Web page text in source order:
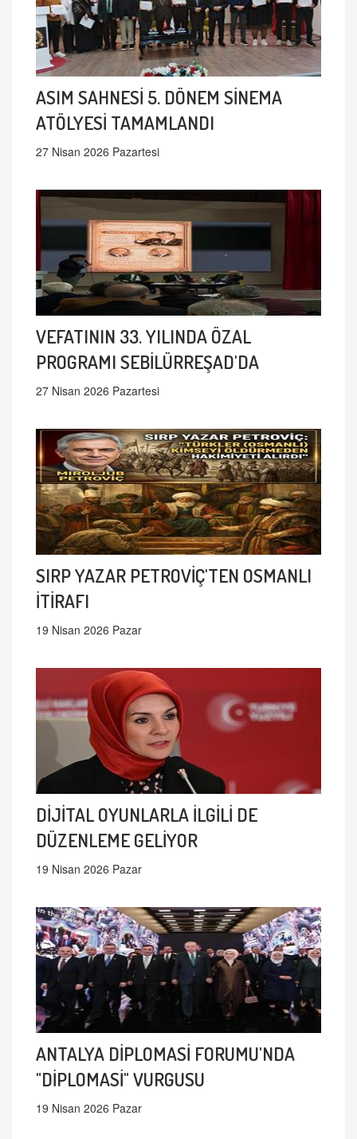
ASIM SAHNESİ 5. DÖNEM SİNEMA
ATÖLYESİ TAMAMLANDI
27 Nisan 2026 Pazartesi
VEFATININ 33. YILINDA ÖZAL
PROGRAMI SEBİLÜRREŞAD'DA
27 Nisan 2026 Pazartesi
SIRP YAZAR PETROVİÇ'TEN OSMANLI
İTİRAFI
19 Nisan 2026 Pazar
DİJİTAL OYUNLARLA İLGİLİ DE
DÜZENLEME GELİYOR
19 Nisan 2026 Pazar
ANTALYA DİPLOMASİ FORUMU'NDA
"DİPLOMASİ" VURGUSU
19 Nisan 2026 Pazar